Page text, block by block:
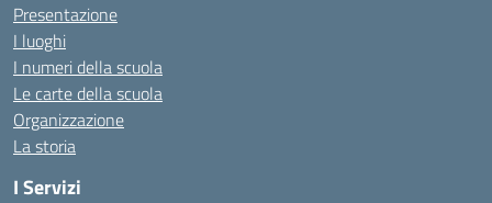
Presentazione
I luoghi
I numeri della scuola
Le carte della scuola
Organizzazione
La storia
I Servizi